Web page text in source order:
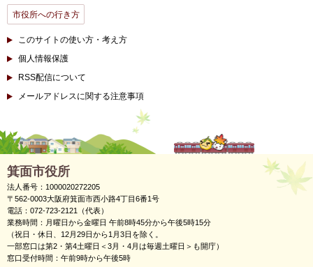
市役所への行き方
このサイトの使い方・考え方
個人情報保護
RSS配信について
メールアドレスに関する注意事項
箕面市役所
法人番号：1000020272205
〒562-0003大阪府箕面市西小路4丁目6番1号
電話：072-723-2121（代表）
業務時間：月曜日から金曜日 午前8時45分から午後5時15分
（祝日・休日、12月29日から1月3日を除く。
一部窓口は第2・第4土曜日＜3月・4月は毎週土曜日＞も開庁）
窓口受付時間：午前9時から午後5時